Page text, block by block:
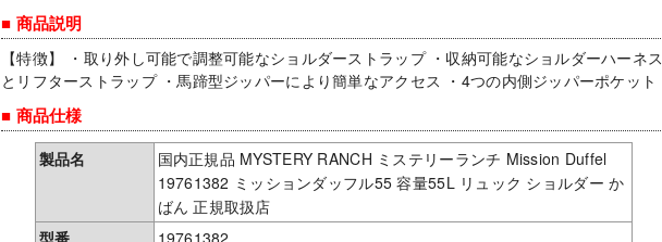
■ 商品説明
【特徴】 ・取り外し可能で調整可能なショルダーストラップ ・収納可能なショルダーハーネス
とリフターストラップ ・馬蹄型ジッパーにより簡単なアクセス ・4つの内側ジッパーポケット
■ 商品仕様
製品名
国内正規品 MYSTERY RANCH ミステリーランチ Mission Duffel
19761382 ミッションダッフル55 容量55L リュック ショルダー か
ばん 正規取扱店
型番
19761382